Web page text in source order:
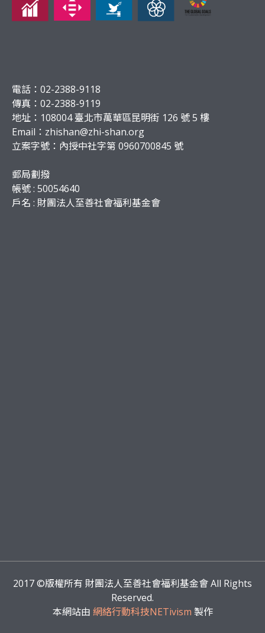
電話：02-2388-9118
傳真：02-2388-9119
地址：108004 臺北市萬華區昆明街 126 號 5 樓
Email： zhishan@zhi-shan.org
立案字號：內授中社字第 0960700845 號
郵局劃撥
帳號 : 50054640
戶名 : 財團法人至善社會福利基金會
2017©版權所有 財團法人至善社會福利基金會 All Rights
Reserved.
本網站由 網絡行動科技NETivism 製作